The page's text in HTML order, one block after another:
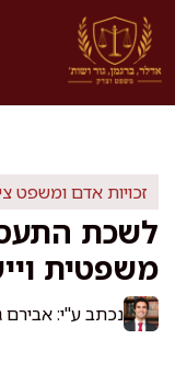
לדלג
לתוכן
זכויות אדם ומשפט
לשכת
משפטית
נכתב ע"י: אבירם